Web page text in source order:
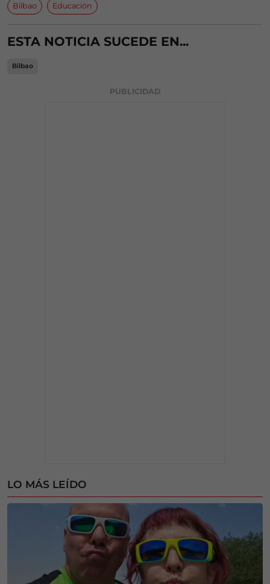
Bilbao Educación
ESTA NOTICIA SUCEDE EN...
Bilbao
PUBLICIDAD
LO MÁS LEÍDO